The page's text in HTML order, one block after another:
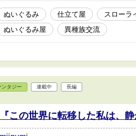
ぬいぐるみ 仕立て屋 スローラ
ぬいぐるみ屋
異種族交流
ンタジー 連載中 長編
『この世界に転移した私は、